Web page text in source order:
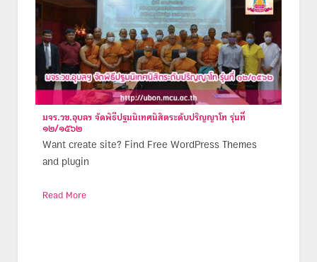
มจร.วข.อุบลฯ จัดพิธีปฐมนิเทศนิสิตระดับปริญญาโท รุ่นที่
๑๒/๑๕๖๒
Want create site? Find Free WordPress Themes
and plugin
Read More